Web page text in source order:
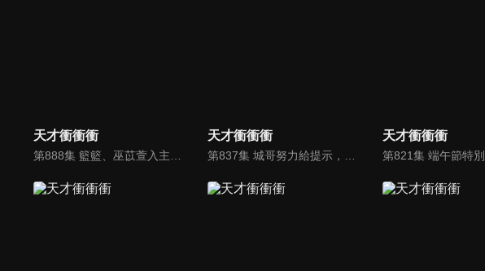
天才衝衝衝 天才衝衝衝 天才衝衝衝